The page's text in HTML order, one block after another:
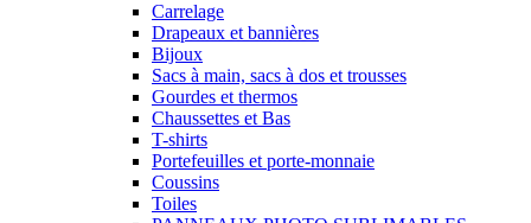
Carrelage
Drapeaux et bannières
Bijoux
Sacs à main, sacs à dos et trousses
Gourdes et thermos
Chaussettes et Bas
T-shirts
Portefeuilles et porte-monnaie
Coussins
Toiles